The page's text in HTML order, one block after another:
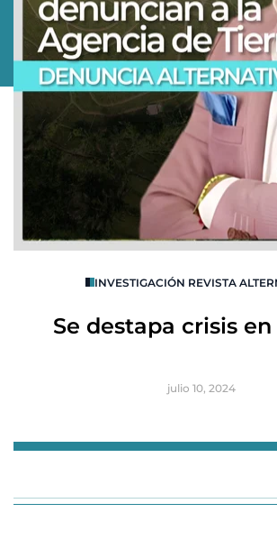
INVESTIGACIÓN REVISTA
Se destapa crisis en
julio 10, 2024
3